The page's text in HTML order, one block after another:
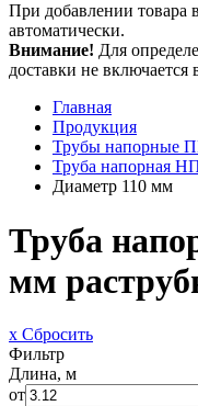
При добавлении товара
автоматически.
Внимание! Для
доставки не включается
Главная
Продукция
Трубы
Труба напорная
Диаметр 110 мм
Труба
мм
x Сбросить
Фильтр
Длина, м
от